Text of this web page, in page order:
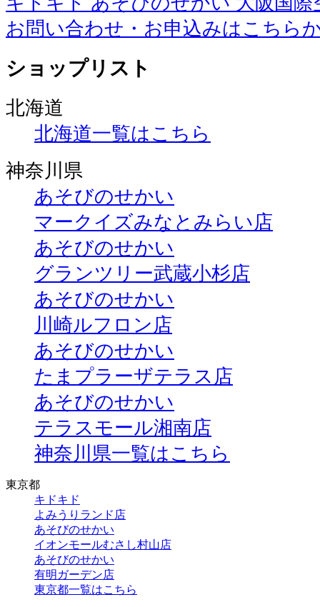
お問い合わせ・お申込みはこちら
ショップリスト
北海道
北海道一覧はこちら
神奈川県
あそびのせかい
マークイズみなとみらい店
あそびのせかい
グランツリー武蔵小杉店
あそびのせかい
川崎ルフロン店
あそびのせかい
たまプラーザテラス店
あそびのせかい
テラスモール湘南店
神奈川県一覧はこちら
東京都
キドキド
よみうりランド店
あそびのせかい
イオンモールむさし村山店
あそびのせかい
有明ガーデン店
東京都一覧はこちら